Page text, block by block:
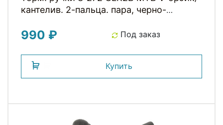
кантелив. 2-пальца. пара, черно-
990 ₽ Под заказ
Купить